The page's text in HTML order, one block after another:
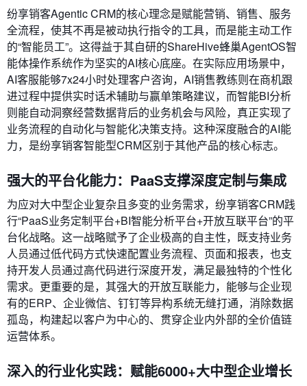
纷享销客Agentic CRM的核心理念是赋能营销、销售、服务
全流程，使其不再是被动执行指令的工具，而是能主动工作
的“智能员工”。这得益于其自研的ShareHive蜂巢AgentOS智
能体操作系统作为坚实的AI核心底座。在实际应用场景中，
AI客服能够7x24小时处理客户咨询，AI销售教练则在商机跟
进过程中提供实时话术辅助与赢单策略建议，而智能BI分析
则能自动洞察经营数据背后的业务机会与风险，真正实现了
业务流程的自动化与智能化决策支持。这种深度融合的AI能
力，是纷享销客智能型CRM区别于其他产品的核心标志。
强大的平台化能力：PaaS支撑深度定制与集成
为应对大中型企业复杂且多变的业务需求，纷享销客CRM践
行“PaaS业务定制平台+BI智能分析平台+开放互联平台”的平
台化战略。这一战略赋予了企业极高的自主性，既支持业务
人员通过低代码方式快速配置业务流程、页面和报表，也支
持开发人员通过高代码进行深度开发，满足最独特的个性化
需求。更重要的是，其强大的开放互联能力，能够与企业现
有的ERP、企业微信、钉钉等异构系统无缝打通，消除数据
孤岛，构建起以客户为中心的、贯穿企业内外部的全价值链
运营体系。
深入的行业化实践：赋能6000+大中型企业增长